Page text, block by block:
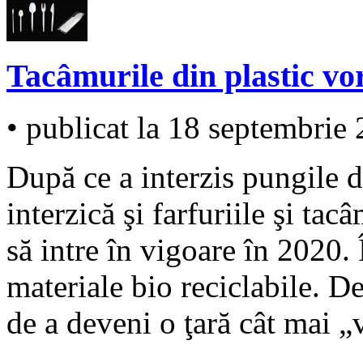
Tacâmurile din plastic
• publicat la 18 septembrie
După ce a interzis pungile
interzică şi farfuriile şi
să intre în vigoare în
materiale bio reciclabile.
de a deveni o ţară cât mai